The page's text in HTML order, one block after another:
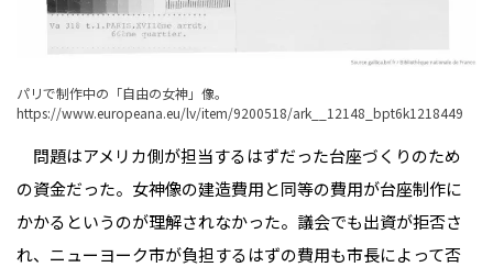
パリで制作中の「自由の女神」像。
https://www.europeana.eu/lv/item/9200518/ark__12148_bpt6k1218449
問題はアメリカ側が担当するはずだった台座づくりのため
の資金だった。女神像の建造費用と同等の費用が台座制作に
かかるというのが理解されなかった。議会でも出資が拒否さ
れ、ニューヨーク市が負担するはずの費用も市長によって否